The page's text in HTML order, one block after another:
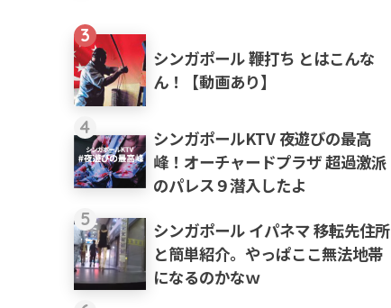
3
シンガポール 鞭打ち とはこんな
ん！【動画あり】
4
シンガポールKTV 夜遊びの最高
峰！オーチャードプラザ 超過激派
のパレス９潜入したよ
5
シンガポール イパネマ 移転先住所
と簡単紹介。やっぱここ無法地帯
になるのかなｗ